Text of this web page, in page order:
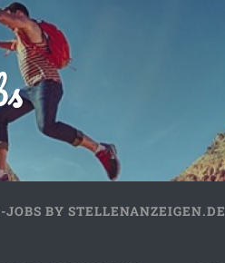
JOBS BY STELLENANZEIGEN.DE